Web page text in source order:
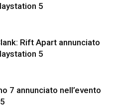
5
Rift Apart annunciato
5
7 annunciato nell’evento